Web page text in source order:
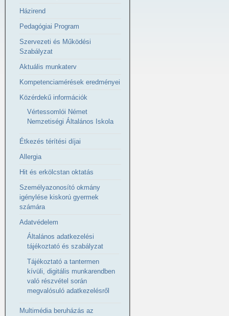
Házirend
Pedagógiai Program
Szervezeti és Működési
Szabályzat
Aktuális munkaterv
Kompetenciamérések eredményei
Közérdekű információk
Vértessomlói Német
Nemzetiségi Általános Iskola
Étkezés térítési díjai
Allergia
Hit és erkölcstan oktatás
Személyazonosító okmány
igénylése kiskorú gyermek
számára
Adatvédelem
Általános adatkezelési
tájékoztató és szabályzat
Tájékoztató a tantermen
kívüli, digitális munkarendben
való részvétel során
megvalósuló adatkezelésről
Multimédia beruházás az